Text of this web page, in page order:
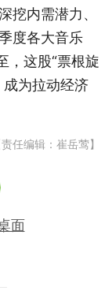
挖内需潜力、
度各大音乐
，这股“票根旋
成为拉动经济
责任编辑：崔岳莺】
面